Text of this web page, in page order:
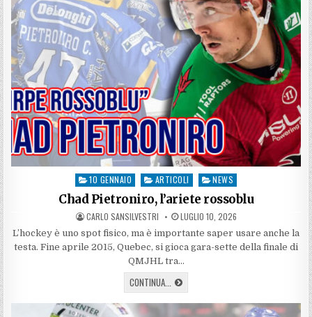
Posted
10 GENNAIO ARTICOLI NEWS
Chad Pietroniro, l’ariete rossoblu
AUTHOR:
CARLO SANSILVESTRI PUBLISHED
DATE:
LUGLIO 10, 2026
L’hockey è uno spot fisico, ma è importante saper usare anche la
testa. Fine aprile 2015, Quebec, si gioca gara-sette della finale di
QMJHL tra…
CONTINUA... CHAD
PIETRONIRO,
L’ARIETE
ROSSOBLU